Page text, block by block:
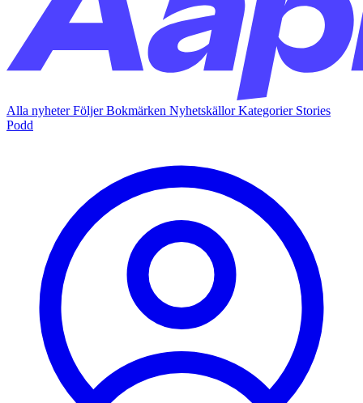
Alla nyheterFöljerBokmärken NyhetskällorKategorier Stories
Podd